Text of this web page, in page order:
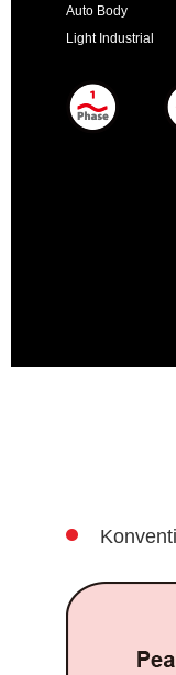
Auto Body
Light Industrial